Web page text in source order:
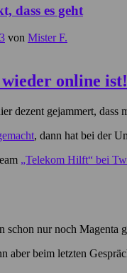
dass es geht
von Mister F.
dezent gejammert,
, dann hat bei der
„Telekom Hilft“ bei
schon nur noch
aber beim letzten